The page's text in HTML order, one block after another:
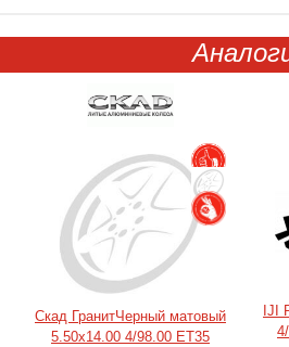
Скад ГранитЧерный матовый
5.50x14.00 4/98.00 ET35
IJI